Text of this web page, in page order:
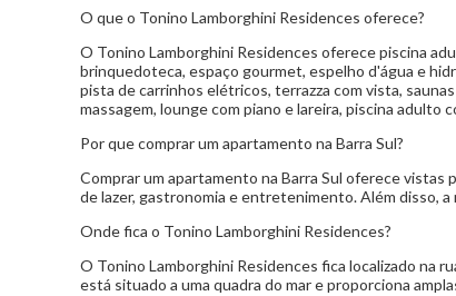
Sauna úmida
Sauna seca Spa com
Lounge com piano e lareira
Piscina
Gourmet nero
Condomínio:Sob consulta
IPTU:Sob consulta
O que o Tonino Lamborghini Residences oferece?
O Tonino Lamborghini Residences oferece piscina
brinquedoteca, espaço gourmet, espelho d'água e
pista de carrinhos elétricos, terrazza com vista,
massagem, lounge com piano e lareira, piscina
Por que comprar um apartamento na Barra Sul?
Comprar um apartamento na Barra Sul oferece vistas
de lazer, gastronomia e entretenimento. Além disso,
Onde fica o Tonino Lamborghini Residences?
O Tonino Lamborghini Residences fica localizado na
está situado a uma quadra do mar e proporciona